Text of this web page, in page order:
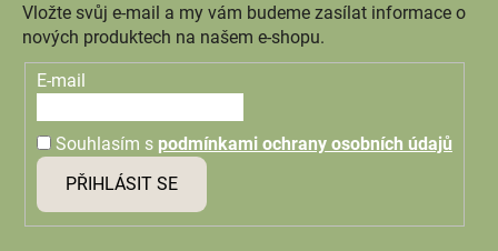
Vložte svůj e-mail a my vám budeme zasílat informace o
nových produktech na našem e-shopu.
E-mail
Souhlasím s podmínkami ochrany osobních údajů
PŘIHLÁSIT SE